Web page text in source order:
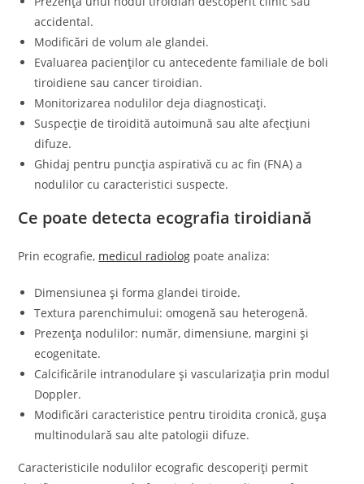
accidental.
Modificări de volum ale glandei.
Evaluarea pacienților cu antecedente familiale de boli
tiroidiene sau cancer tiroidian.
Monitorizarea nodulilor deja diagnosticați.
Suspecție de tiroidită autoimună sau alte afecțiuni
difuze.
Ghidaj pentru puncția aspirativă cu ac fin (FNA) a
nodulilor cu caracteristici suspecte.
Ce poate detecta ecografia tiroidiană
Prin ecografie, medicul radiolog poate analiza:
Dimensiunea și forma glandei tiroide.
Textura parenchimului: omogenă sau heterogenă.
Prezența nodulilor: număr, dimensiune, margini și
ecogenitate.
Calcificările intranodulare și vascularizația prin modul
Doppler.
Modificări caracteristice pentru tiroidita cronică, gușa
multinodulară sau alte patologii difuze.
Caracteristicile nodulilor ecografic descoperiți permit